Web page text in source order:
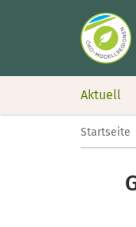
Aktuell
Startseite